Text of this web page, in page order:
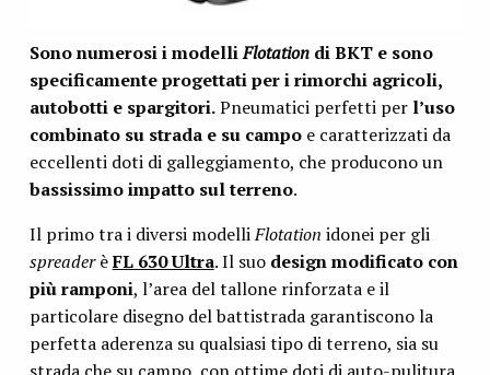
Sono numerosi i modelliFlotationdi BKT e sono
specificamente progettati per i rimorchi agricoli,
autobotti e spargitori.Pneumatici perfetti per l’uso
combinato su strada e su campoe caratterizzati da
eccellenti doti di galleggiamento, che producono un
bassissimo impatto sul terreno.
Il primo tra i diversi modelliFlotation idonei per gli
spreaderèFL 630 Ultra. Il suo design modificato con
più ramponi, l’area del tallone rinforzata e il
particolare disegno del battistrada garantiscono la
perfetta aderenza su qualsiasi tipo di terreno, sia su